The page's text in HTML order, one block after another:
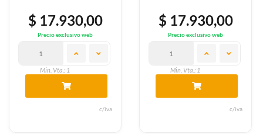
$ 17.930,00
Precio exclusivo web
Min. Vta.: 1
c/iva
$ 17.930,00
Precio exclusivo web
Min. Vta.: 1
c/iva